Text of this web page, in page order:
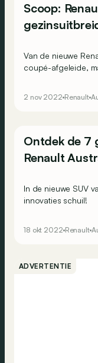
Scoop:
Van de nieuwe
coupé-afgeleide,
2 nov 2022 Renault
Ontdek de 7
Renault
In de nieuwe SUV
innovaties schuil!
18 okt 2022 Renault
ADVERTENTIE